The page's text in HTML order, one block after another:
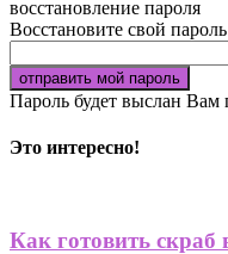
восстановление пароля
Восстановите свой пароль
Пароль будет выслан Вам
Это интересно!
Как готовить